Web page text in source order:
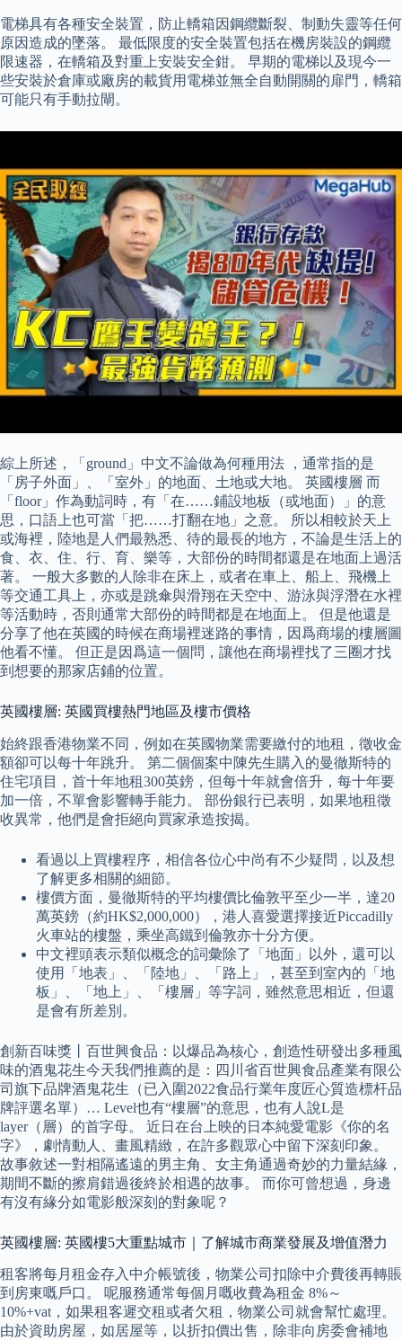
電梯具有各種安全裝置，防止轎箱因鋼纜斷裂、制動失靈等任何
原因造成的墜落。 最低限度的安全裝置包括在機房裝設的鋼纜
限速器，在轎箱及對重上安裝安全鉗。 早期的電梯以及現今一
些安裝於倉庫或廠房的載貨用電梯並無全自動開關的扉門，轎箱
可能只有手動拉閘。
綜上所述，「ground」中文不論做為何種用法 ，通常指的是
「房子外面」、「室外」的地面、土地或大地。 英國樓層 而
「floor」作為動詞時，有「在……鋪設地板（或地面）」的意
思，口語上也可當「把……打翻在地」之意。 所以相較於天上
或海裡，陸地是人們最熟悉、待的最長的地方，不論是生活上的
食、衣、住、行、育、樂等，大部份的時間都還是在地面上過活
著。 一般大多數的人除非在床上，或者在車上、船上、飛機上
等交通工具上，亦或是跳傘與滑翔在天空中、游泳與浮潛在水裡
等活動時，否則通常大部份的時間都是在地面上。 但是他還是
分享了他在英國的時候在商場裡迷路的事情，因爲商場的樓層圖
他看不懂。 但正是因爲這一個問，讓他在商場裡找了三圈才找
到想要的那家店鋪的位置。
英國樓層: 英國買樓熱門地區及樓市價格
始終跟香港物業不同，例如在英國物業需要繳付的地租，徵收金
額卻可以每十年跳升。 第二個個案中陳先生購入的曼徹斯特的
住宅項目，首十年地租300英鎊，但每十年就會倍升，每十年要
加一倍，不單會影響轉手能力。 部份銀行已表明，如果地租徵
收異常，他們是會拒絕向買家承造按揭。
看過以上買樓程序，相信各位心中尚有不少疑問，以及想
了解更多相關的細節。
樓價方面，曼徹斯特的平均樓價比倫敦平至少一半，達20
萬英鎊（約HK$2,000,000），港人喜愛選擇接近Piccadilly
火車站的樓盤，乘坐高鐵到倫敦亦十分方便。
中文裡頭表示類似概念的詞彙除了「地面」以外，還可以
使用「地表」、「陸地」、「路上」，甚至到室內的「地
板」、「地上」、「樓層」等字詞，雖然意思相近，但還
是會有所差別。
創新百味獎丨百世興食品：以爆品為核心，創造性研發出多種風
味的酒鬼花生今天我們推薦的是：四川省百世興食品產業有限公
司旗下品牌酒鬼花生（已入圍2022食品行業年度匠心質造標杆品
牌評選名單）… Level也有“樓層”的意思，也有人說L是
layer（層）的首字母。 近日在台上映的日本純愛電影《你的名
字》，劇情動人、畫風精緻，在許多觀眾心中留下深刻印象。
故事敘述一對相隔遙遠的男主角、女主角通過奇妙的力量結緣，
期間不斷的擦肩錯過後終於相遇的故事。 而你可曾想過，身邊
有沒有緣分如電影般深刻的對象呢？
英國樓層: 英國樓5大重點城市｜了解城市商業發展及增值潛力
租客將每月租金存入中介帳號後，物業公司扣除中介費後再轉賬
到房東嘅戶口。 呢服務通常每個月嘅收費為租金 8%～
10%+vat，如果租客遲交租或者欠租，物業公司就會幫忙處理。
由於資助房屋，如居屋等，以折扣價出售，除非向房委會補地